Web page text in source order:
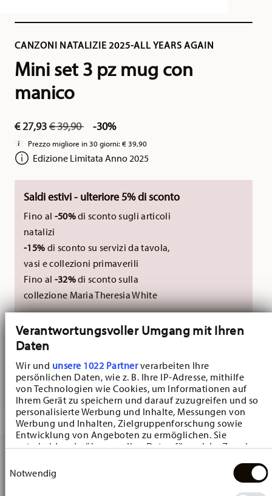
Verantwortungsvoller Umgang mit Ihren
Daten
Wir und unsere 1022 Partnerverarbeiten Ihre
persönlichen Daten, wie z. B. Ihre IP-Adresse, mithilfe
von Technologien wie Cookies, um Informationen auf
Ihrem Gerät zu speichern und darauf zuzugreifen und so
personalisierte Werbung und Inhalte, Messungen von
Werbung und Inhalten, Zielgruppenforschung sowie
Entwicklung von Angeboten zu ermöglichen. Sie
entscheiden darüber, wer Ihre Daten für welche Zwecke
Cookie-Erklärung oder durch Klicken auf das Privacy
Trigger Symbol ändern oder widerrufen
Notwendig
CANZONI NATALIZIE 2025-ALL YEARS AGAIN
Mini set 3 pz mug con
manico
€ 27,93Price reduced from
€ 39,90to -30%
Prezzo migliore in 30 giorni:€ 39,90
Edizione Limitata Anno 2025
Saldi estivi - ulteriore 5% di sconto
Fino al -50%di sconto sugli articoli
natalizi
-15% di sconto su servizi da tavola,
vasi e collezioni primaverili
Fino al -32%di sconto sulla
collezione Maria Theresia White
cumulabile con codici sconto esterni.
CONSEGNATO IN 5-7 GIORNI LAVORATIVI
DESCRIZIONE
Hutschenreuther Sammelserie 2025 Alle Jahre wieder